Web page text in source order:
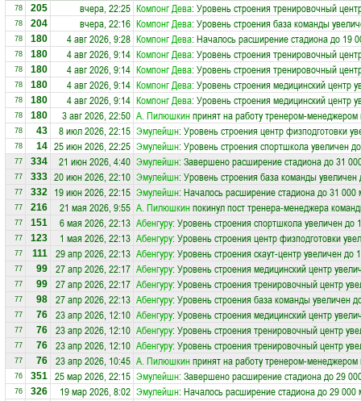
78 205 вчера, 22:25 Компонг Дева: Уровень строения тренировочный
78 204 вчера, 22:16 Компонг Дева: Уровень строения база команды
78 180 4 авг 2026, 9:28 Компонг Дева: Началось расширение стадиона до 19
78 180 4 авг 2026, 9:14 Компонг Дева: Уровень строения тренировочный
78 180 4 авг 2026, 9:14 Компонг Дева: Уровень строения тренировочный
78 180 4 авг 2026, 9:14 Компонг Дева: Уровень строения медицинский центр
78 180 4 авг 2026, 9:14 Компонг Дева: Уровень строения медицинский центр
78 180 3 авг 2026, 22:50 А. Пилюшкинпринят на работу тренером-
78 43 8 июл 2026, 22:15 Эмулейшн: Уровень строения центр физподготовки
78 14 25 июн 2026, 22:25 Эмулейшн: Уровень строения спортшкола увеличен
77 334 21 июн 2026, 4:40 Эмулейшн: Завершено расширение стадиона до 31
77 333 20 июн 2026, 22:10 Эмулейшн: Уровень строения база команды увеличен
77 332 19 июн 2026, 22:15 Эмулейшн: Началось расширение стадиона до 31 000
77 216 21 мая 2026, 9:55 А. Пилюшкинпокинул пост тренера-менеджера
77 151 6 мая 2026, 22:13 Абенгуру: Уровень строения спортшкола увеличен до
77 123 1 мая 2026, 22:13 Абенгуру: Уровень строения центр физподготовки
77 111 29 апр 2026, 22:13 Абенгуру: Уровень строения скаут-центр увеличен до
77 99 27 апр 2026, 22:17 Абенгуру: Уровень строения медицинский центр
77 99 27 апр 2026, 22:17 Абенгуру: Уровень строения тренировочный центр
77 98 27 апр 2026, 22:13 Абенгуру: Уровень строения база команды увеличен
77 76 23 апр 2026, 12:10 Абенгуру: Уровень строения медицинский центр
77 76 23 апр 2026, 12:10 Абенгуру: Уровень строения тренировочный центр
77 76 23 апр 2026, 12:10 Абенгуру: Уровень строения тренировочный центр
77 76 23 апр 2026, 10:45 А. Пилюшкинпринят на работу тренером-
76 351 25 мар 2026, 22:15 Эмулейшн: Завершено расширение стадиона до 29
76 326 19 мар 2026, 8:02 Эмулейшн: Началось расширение стадиона до 29 000